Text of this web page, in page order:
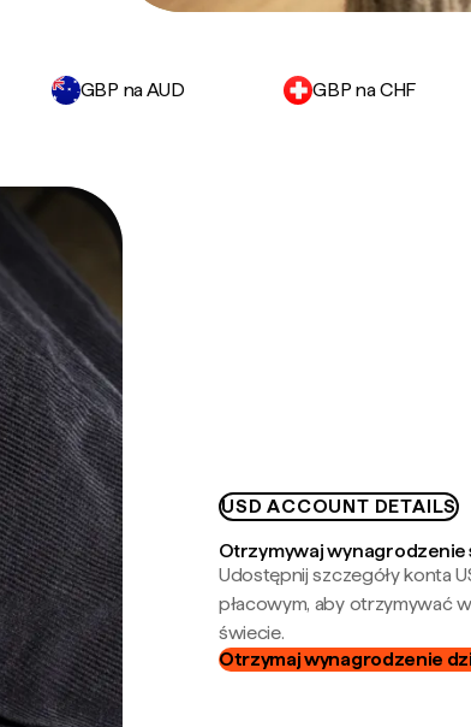
GBP na AUD GBP na CHF
USD ACCOUNT DETAILS
Otrzymywaj wynagrodzenie
Udostępnij szczegóły konta
płacowym, aby otrzymywać
świecie.
Otrzymaj wynagrodzenie